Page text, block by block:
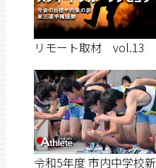
リモート取材 vol.13
令和5年度 市内中学校新